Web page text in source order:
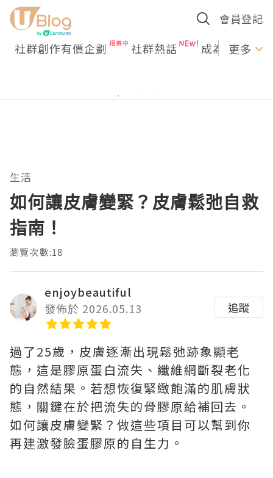
會員登記
社群創作有價企劃 社群熱話 成為U更多
生活
如何讓皮膚變緊？皮膚鬆弛自救
指南！
瀏覽次數:18
enjoybeautiful
發佈於 2026.05.13
追蹤
過了25歲，皮膚逐漸出現鬆弛跡象顯老
態，這是膠原蛋白流失、纖維網斷裂老化
的自然結果。若想恢復緊緻飽滿的肌膚狀
態，關鍵在於把流失的骨膠原給補回去。
如何讓皮膚變緊？做這些項目可以幫到你
再建激發臉蛋膠原的自生力。